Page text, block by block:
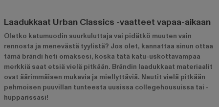
Laadukkaat Urban Classics -vaatteet vapaa-aikaan
Oletko katumuodin suurkuluttaja vai pidätkö muuten vain
rennosta ja menevästä tyylistä? Jos olet, kannattaa sinun ottaa
tämä brändi heti omaksesi, koska tätä katu-uskottavampaa
merkkiä saat etsiä vielä pitkään. Brändin laadukkaat materiaalit
ovat äärimmäisen mukavia ja miellyttäviä. Nautit vielä pitkään
pehmoisen puuvillan tunteesta uusissa collegehousuissa tai -
hupparissasi!